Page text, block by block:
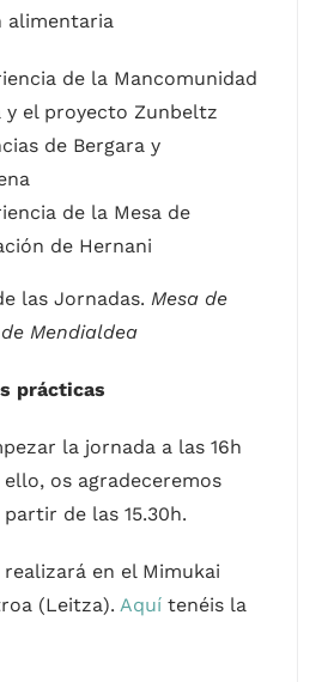
alimentaria
de la Mancomunidad
y el proyecto Zunbeltz
de Bergara y
de la Mesa de
de Hernani
las Jornadas. Mesa de
Mendialdea
prácticas
la jornada a las 16h
os agradeceremos
de las 15.30h.
en el Mimukai
(Leitza). Aquítenéis la